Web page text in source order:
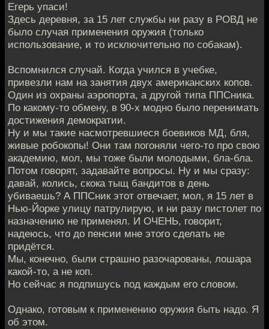
Егерь упаси!
Здесь деревня, за 15 лет службы ни разу в РОВД не
было случая применения оружия (только
использование, и то исключительно по собакам).
Вспомнился случай. Когда учился в учебке,
привезли нам на занятия двух американских копов.
Один из охраны аэропорта, а другой типа ППСника.
По какому-то обмену, в 90-х модно было перенимать
достижения демократии.
Ну и мы такие насмотревшиеся боевиков МД, бля,
живые робокопы! Они там погоняли чего-то про свою
академию, мол, мы тоже были молодыми, бла-бла.
Потом говорят, задавайте вопросы. Ну и мы сразу:
давай, колись, скока тыщ бандитов в день
убиваешь? А ППСник этот отвечает, мол, я 15 лет в
Нью-Йорке улицу патрулирую, и ни разу пистолет по
назначению не применял. И ОЧЕНЬ, говорит,
надеюсь, что до пенсии мне этого сделать не
придётся.
Мы, конечно, были страшно разочарованы, лошара
какой-то, а не коп.
Но сейчас я подпишусь под каждым его словом.
Однако, готовым к применению оружия быть надо. Я
об этом.